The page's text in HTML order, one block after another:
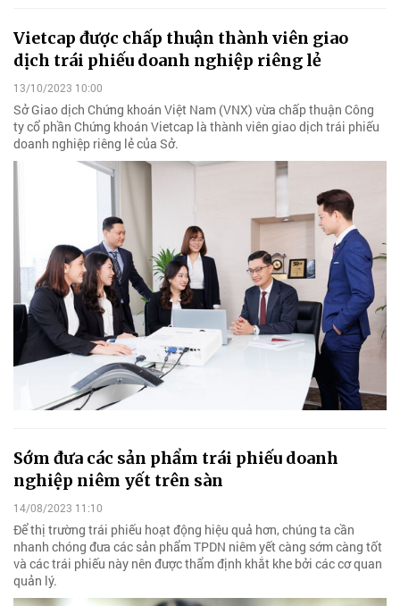
Vietcap được chấp thuận thành viên giao
dịch trái phiếu doanh nghiệp riêng lẻ
13/10/2023 10:00
Sở Giao dịch Chứng khoán Việt Nam (VNX) vừa chấp thuận Công
ty cổ phần Chứng khoán Vietcap là thành viên giao dịch trái phiếu
doanh nghiệp riêng lẻ của Sở.
Sớm đưa các sản phẩm trái phiếu doanh
nghiệp niêm yết trên sàn
14/08/2023 11:10
Để thị trường trái phiếu hoạt động hiệu quả hơn, chúng ta cần
nhanh chóng đưa các sản phẩm TPDN niêm yết càng sớm càng tốt
và các trái phiếu này nên được thẩm định khắt khe bởi các cơ quan
quản lý.